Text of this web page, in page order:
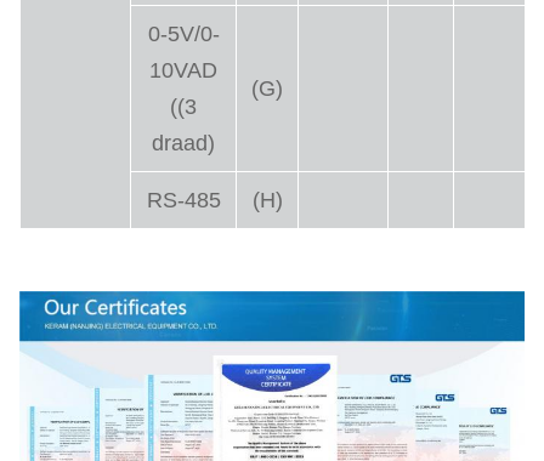
0-5V/0-
10VAD
((3
draad)
(G)
RS-485 (H)